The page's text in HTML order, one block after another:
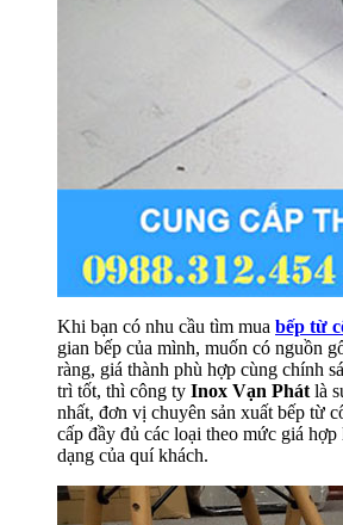
Khi bạn có nhu cầu tìm mua bếp từ
gian bếp của mình, muốn có nguồn
ràng, giá thành phù hợp cùng chính
trì tốt, thì công ty Inox Vạn Phát là
nhất, đơn vị chuyên sản xuất bếp từ
cấp đầy đủ các loại theo mức giá
dạng của quí khách.